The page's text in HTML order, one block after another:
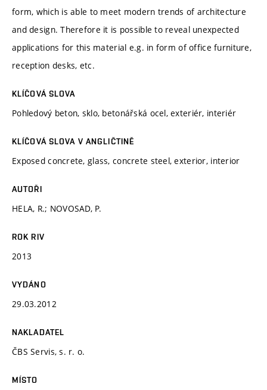
form, which is able to meet modern trends of architecture
and design. Therefore it is possible to reveal unexpected
applications for this material e.g. in form of office furniture,
reception desks, etc.
KLÍČOVÁ SLOVA
Pohledový beton, sklo, betonářská ocel, exteriér, interiér
KLÍČOVÁ SLOVA V ANGLIČTINĚ
Exposed concrete, glass, concrete steel, exterior, interior
AUTOŘI
HELA, R.; NOVOSAD, P.
ROK RIV
2013
VYDÁNO
29.03.2012
NAKLADATEL
ČBS Servis, s. r. o.
MÍSTO